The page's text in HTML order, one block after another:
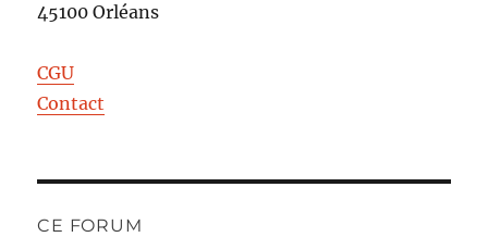
45100 Orléans
CGU
Contact
CE FORUM